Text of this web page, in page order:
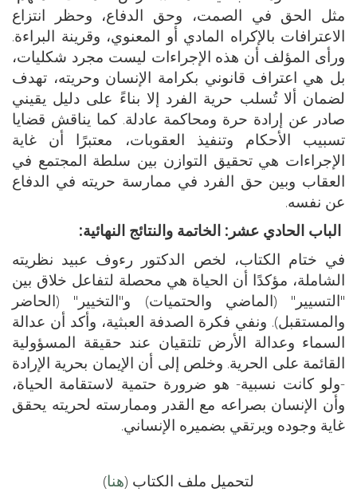
مثل الحق في الصمت، وحق الدفاع، وحظر انتزاع
الاعترافات بالإكراه المادي أو المعنوي، وقرينة البراءة.
ورأى المؤلف أن هذه الإجراءات ليست مجرد شكليات،
بل هي اعتراف قانوني بكرامة الإنسان وحريته، تهدف
لضمان ألا تُسلب حرية الفرد إلا بناءً على دليل يقيني
صادر عن إرادة حرة ومحاكمة عادلة. كما يناقش قضايا
تسبيب الأحكام وتنفيذ العقوبات، معتبرًا أن غاية
الإجراءات هي تحقيق التوازن بين سلطة المجتمع في
العقاب وبين حق الفرد في ممارسة حريته في الدفاع
عن نفسه.
الباب الحادي عشر: الخاتمة والنتائج النهائية:
في ختام الكتاب، لخص الدكتور رءوف عبيد نظريته
الشاملة، مؤكدًا أن الحياة هي محصلة لتفاعل خلاق بين
"التسيير" (الماضي والحتميات) و"التخيير" (الحاضر
والمستقبل). ونفي فكرة الصدفة العبثية، وأكد أن عدالة
السماء وعدالة الأرض تلتقيان عند حقيقة المسؤولية
القائمة على الحرية. وخلص إلى أن الإيمان بحرية الإرادة
-ولو كانت نسبية- هو ضرورة حتمية لاستقامة الحياة،
وأن الإنسان بصراعه مع القدر وممارسته لحريته يحقق
غاية وجوده ويرتقي بضميره الإنساني.
لتحميل ملف الكتاب (هنا)